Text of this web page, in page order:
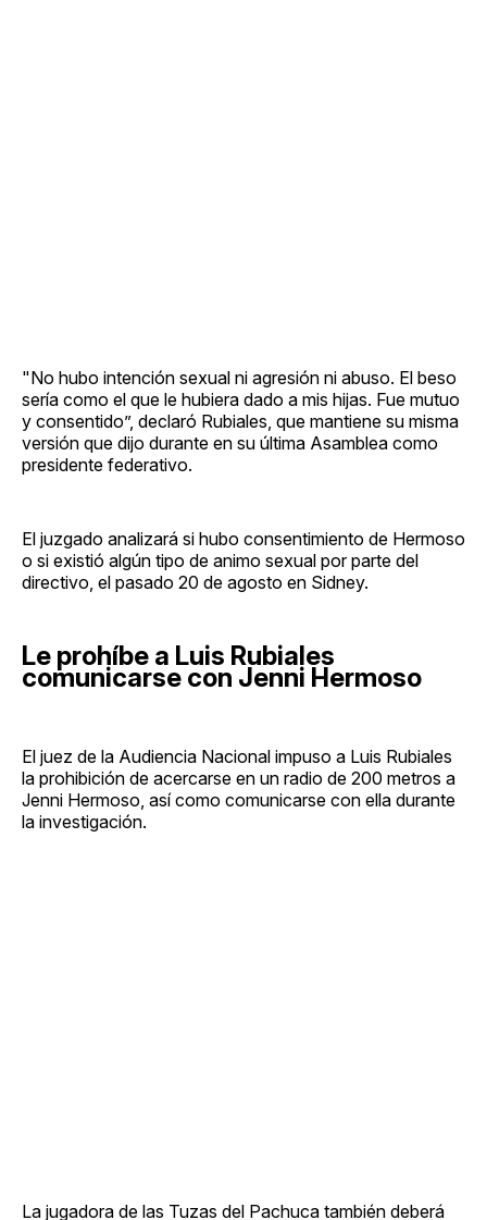
"No hubo intención sexual ni agresión ni abuso. El beso
sería como el que le hubiera dado a mis hijas. Fue mutuo
y consentido”, declaró Rubiales, que mantiene su misma
versión que dijo durante en su última Asamblea como
presidente federativo.
El juzgado analizará si hubo consentimiento de Hermoso
o si existió algún tipo de animo sexual por parte del
directivo, el pasado 20 de agosto en Sidney.
Le prohíbe a Luis Rubiales
comunicarse con Jenni Hermoso
El juez de la Audiencia Nacional impuso a Luis Rubiales
la prohibición de acercarse en un radio de 200 metros a
Jenni Hermoso, así como comunicarse con ella durante
la investigación.
La jugadora de las Tuzas del Pachuca también deberá